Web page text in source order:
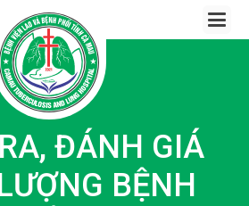
ĐÁNH GIÁ
BỆNH